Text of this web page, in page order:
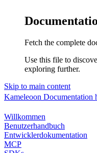
Fetch the complete
Use this file to
exploring further.
Skip to main content
Kameleoon Documentation
Willkommen
Benutzerhandbuch
Entwicklerdokumentation
MCP